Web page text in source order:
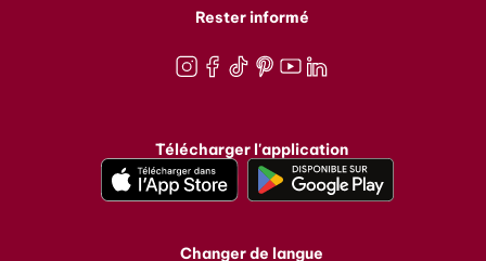
Rester informé
Télécharger l'application
Changer de langue